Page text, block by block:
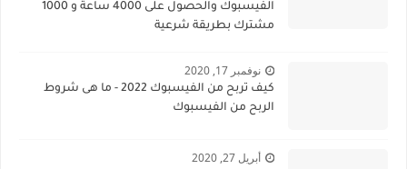
الفيسبوك والحصول على 4000 ساعة و 1000
مشترك بطريقة شرعية
نوفمبر 17, 2020
كيف تربح من الفيسبوك 2022 - ما هى شروط
الربح من الفيسبوك
أبريل 27, 2020